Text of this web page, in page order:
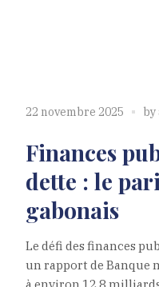
22 novembre 2025 by
Finances
dette : le
gabonais
Le défi des finances
un rapport de Banque